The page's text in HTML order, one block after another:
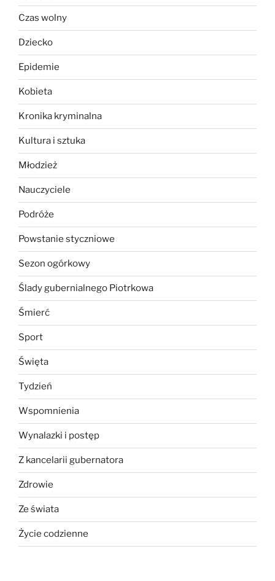
Czas wolny
Dziecko
Epidemie
Kobieta
Kronika kryminalna
Kultura i sztuka
Młodzież
Nauczyciele
Podróże
Powstanie styczniowe
Sezon ogórkowy
Ślady gubernialnego Piotrkowa
Śmierć
Sport
Święta
Tydzień
Wspomnienia
Wynalazki i postęp
Z kancelarii gubernatora
Zdrowie
Ze świata
Życie codzienne